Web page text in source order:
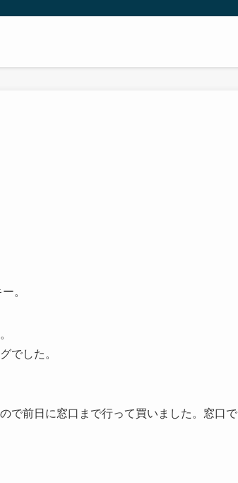
。
でした。
で前日に窓口まで行って買いました。窓口で